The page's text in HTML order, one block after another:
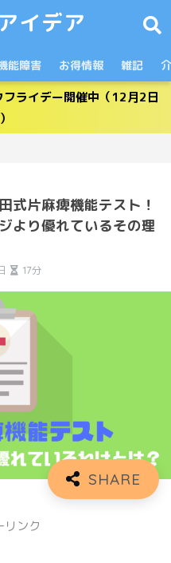
イデア
能障害 お得情報 雑記
ライデー開催中（12月2日
式片麻痺機能テスト！
より優れているその理
17分
リンク